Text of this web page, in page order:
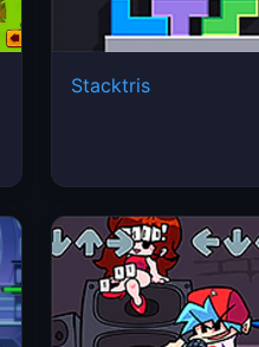
Stacktris